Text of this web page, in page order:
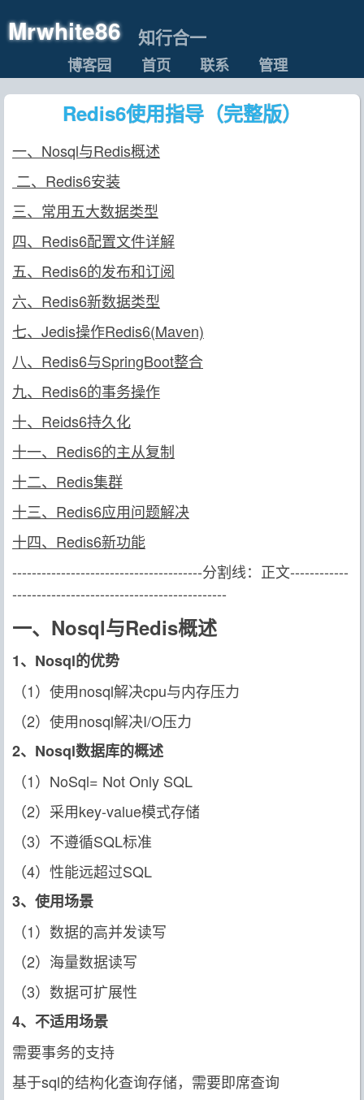
Mrwhite86 知行合一
博客园 首页 联系 管理
Redis6使用指导（完整版）
一、Nosql与Redis概述
二、Redis6安装
三、常用五大数据类型
四、Redis6配置文件详解
五、Redis6的发布和订阅
六、Redis6新数据类型
七、Jedis操作Redis6(Maven)
八、Redis6与SpringBoot整合
九、Redis6的事务操作
十、Reids6持久化
十一、Redis6的主从复制
十二、Redis集群
十三、Redis6应用问题解决
十四、Redis6新功能
---------------------------------------分割线：正文------------
--------------------------------------------
一、Nosql与Redis概述
1、Nosql的优势
（1）使用nosql解决cpu与内存压力
（2）使用nosql解决I/O压力
2、Nosql数据库的概述
（1）NoSql= Not Only SQL
（2）采用key-value模式存储
（3）不遵循SQL标准
（4）性能远超过SQL
3、使用场景
（1）数据的高并发读写
（2）海量数据读写
（3）数据可扩展性
4、不适用场景
需要事务的支持
基于sql的结构化查询存储，需要即席查询